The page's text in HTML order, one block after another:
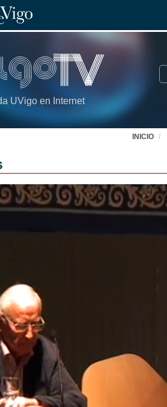
UVigo en Internet
INICIO